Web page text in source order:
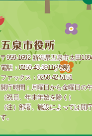
〒959-1692 新潟県五泉市太田
電話：0250-43-3911(代表)
ファックス：0250-42-5151
開庁時間：月曜日から金曜日の
（祝日、年末年始を除く）
（注）部署、施設によっては開
す。